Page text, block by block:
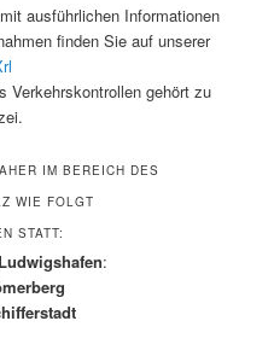
ausführlichen Informationen
finden Sie auf unserer
Verkehrskontrollen gehört zu
IM BEREICH DES
WIE FOLGT
STATT:
: